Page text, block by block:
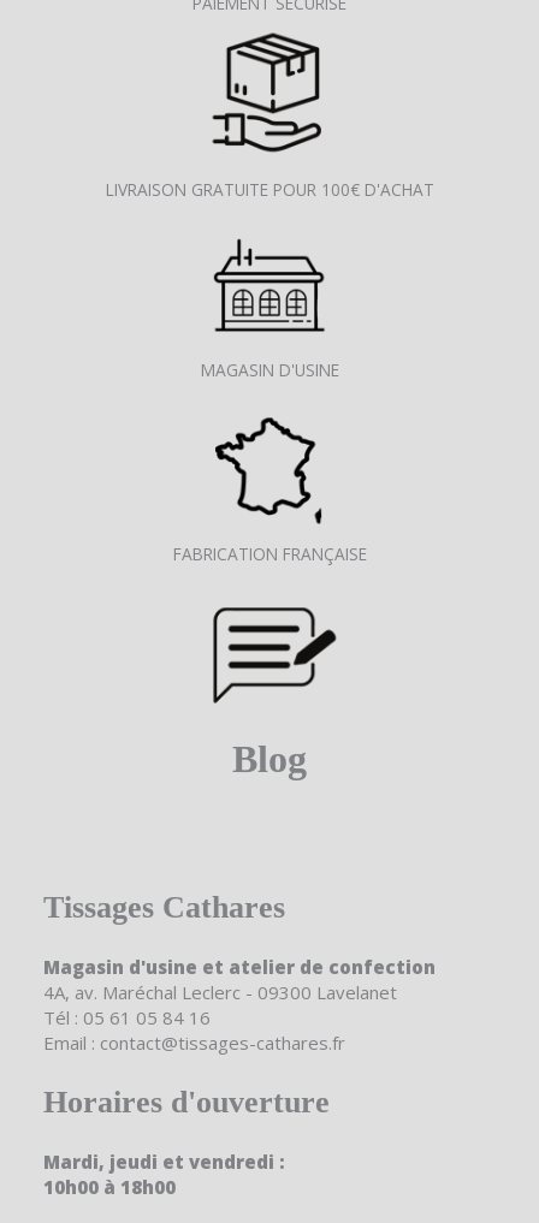
LIVRAISON GRATUITE POUR 100€ D'ACHAT
MAGASIN D'USINE
FABRICATION FRANÇAISE
Blog
Tissages Cathares
Magasin d'usine et atelier de confection
4A, av. Maréchal Leclerc - 09300 Lavelanet
Tél : 05 61 05 84 16
Email : contact@tissages-cathares.fr
Horaires d'ouverture
Mardi, jeudi et vendredi :
10h00 à 18h00